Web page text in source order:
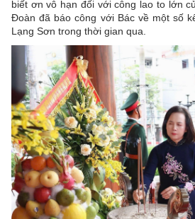
biết ơn vô hạn đối với công lao to lớn
Đoàn đã báo công với Bác về một số
Lạng Sơn trong thời gian qua.